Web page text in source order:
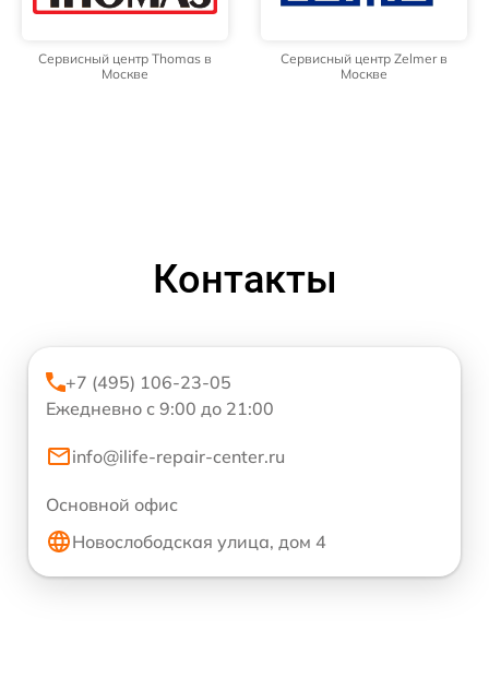
Сервисный центр Thomas в
Москве
Сервисный центр Zelmer в
Москве
Контакты
+7 (495) 106-23-05
Ежедневно с 9:00 до 21:00
info@ilife-repair-center.ru
Основной офис
Новослободская улица, дом 4